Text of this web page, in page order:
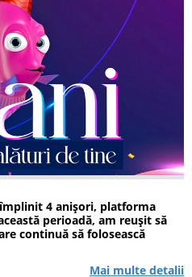
4 anișori, platforma
perioadă, am reușit să
continuă să folosească
Mai multe detalii